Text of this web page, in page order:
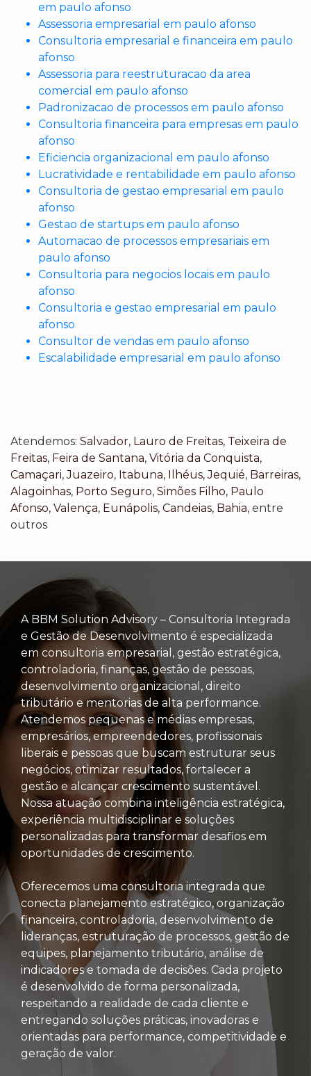
em paulo afonso
Assessoria empresarial em paulo afonso
Consultoria empresarial e financeira em paulo
afonso
Assessoria para reestruturacao da area
comercial em paulo afonso
Padronizacao de processos em paulo afonso
Consultoria financeira para empresas em paulo
afonso
Eficiencia organizacional em paulo afonso
Lucratividade e rentabilidade em paulo afonso
Consultoria de gestao empresarial em paulo
afonso
Gestao de startups em paulo afonso
Automacao de processos empresariais em
paulo afonso
Consultoria para negocios locais em paulo
afonso
Consultoria e gestao empresarial em paulo
afonso
Consultor de vendas em paulo afonso
Escalabilidade empresarial em paulo afonso
Atendemos: Salvador, Lauro de Freitas, Teixeira de
Freitas, Feira de Santana, Vitória da Conquista,
Camaçari,Juazeiro, Itabuna, Ilhéus,Jequié, Barreiras,
Alagoinhas, Porto Seguro, Simões Filho, Paulo
Afonso, Valença, Eunápolis, Candeias, Bahia, entre
outros
A BBM Solution Advisory – Consultoria Integrada
e Gestão de Desenvolvimento é especializada
em consultoria empresarial, gestão estratégica,
controladoria, finanças, gestão de pessoas,
desenvolvimento organizacional, direito
tributário e mentorias de alta performance.
Atendemos pequenas e médias empresas,
empresários, empreendedores, profissionais
liberais e pessoas que buscam estruturar seus
negócios, otimizar resultados, fortalecer a
gestão e alcançar crescimento sustentável.
Nossa atuação combina inteligência estratégica,
experiência multidisciplinar e soluções
personalizadas para transformar desafios em
oportunidades de crescimento.
Oferecemos uma consultoria integrada que
conecta planejamento estratégico, organização
financeira, controladoria, desenvolvimento de
lideranças, estruturação de processos, gestão de
equipes, planejamento tributário, análise de
indicadores e tomada de decisões. Cada projeto
é desenvolvido de forma personalizada,
respeitando a realidade de cada cliente e
entregando soluções práticas, inovadoras e
orientadas para performance, competitividade e
geração de valor.